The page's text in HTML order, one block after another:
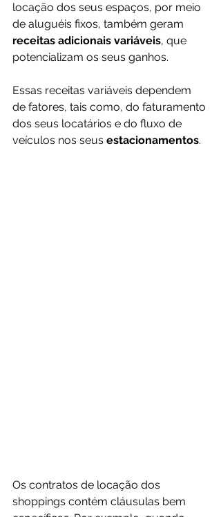
locação dos seus espaços, por meio
de aluguéis fixos, também geram
receitas adicionais variáveis, que
potencializam os seus ganhos.
Essas receitas variáveis dependem
de fatores, tais como, do faturamento
dos seus locatários e do fluxo de
veículos nos seus estacionamentos.
Os contratos de locação dos
shoppings contém cláusulas bem